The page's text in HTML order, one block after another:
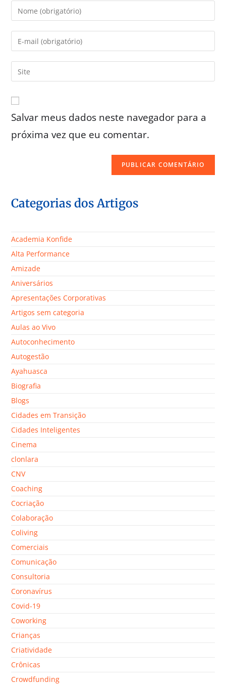
Salvar meus dados neste navegador para a
próxima vez que eu comentar.
Categorias dos Artigos
Academia Konfide
Alta Performance
Amizade
Aniversários
Apresentações Corporativas
Artigos sem categoria
Aulas ao Vivo
Autoconhecimento
Autogestão
Ayahuasca
Biografia
Blogs
Cidades em Transição
Cidades Inteligentes
Cinema
clonlara
CNV
Coaching
Cocriação
Colaboração
Coliving
Comerciais
Comunicação
Consultoria
Coronavírus
Covid-19
Coworking
Crianças
Criatividade
Crônicas
Crowdfunding